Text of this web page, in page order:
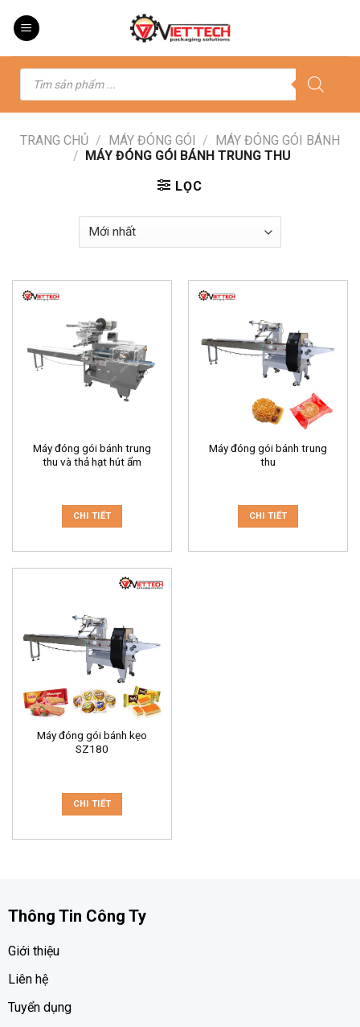
Tìm
kiếm
TRANG CHỦ / MÁY ĐÓNG GÓI / MÁY ĐÓNG GÓI BÁNH
/ MÁY ĐÓNG GÓI BÁNH TRUNG THU
LỌC
Máy đóng gói bánh trung
thu và thả hạt hút ẩm
CHI TIẾT
Máy đóng gói bánh trung
thu
CHI TIẾT
Máy đóng gói bánh kẹo
SZ180
CHI TIẾT
Thông Tin Công Ty
Giới thiệu
Liên hệ
Tuyển dụng